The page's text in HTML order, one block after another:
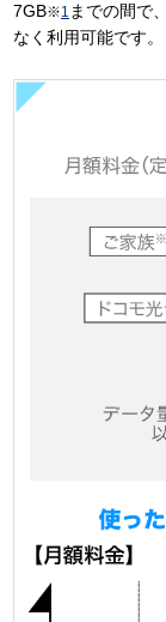
7GB※1 までの間で
なく利用可能です。